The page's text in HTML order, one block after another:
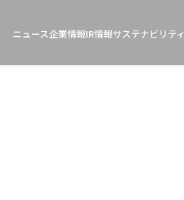
ニュース企業情報IR情報サステナビリティ